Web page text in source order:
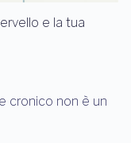
e la tua
cronico non è un